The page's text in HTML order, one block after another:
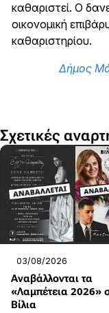
καθαριστεί. Ο
οικονομική
καθαριστηρίου.
Δήμος
Σχετικές
03/08/2026
Αναβάλλονται τα
«Λαμπέτεια 2026»
Βίλια